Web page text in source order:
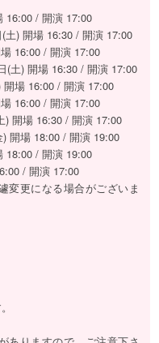
16:00 / 開演 17:00
土) 開場 16:30 / 開演 17:00
16:00 / 開演 17:00
(土) 開場 16:30 / 開演 17:00
場 16:00 / 開演 17:00
16:00 / 開演 17:00
) 開場 16:30 / 開演 17:00
開場 18:00 / 開演 19:00
18:00 / 開演 19:00
/ 開演 17:00
変更になる場合がございま